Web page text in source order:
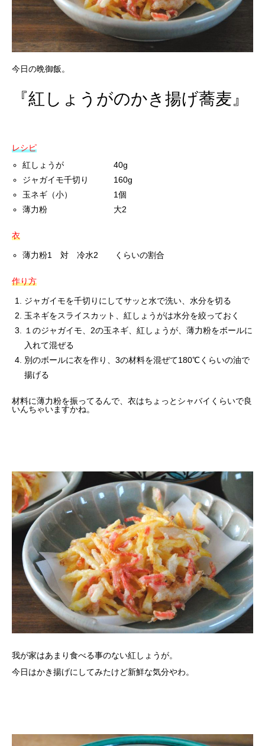
今日の晩御飯。
『紅しょうがのかき揚げ蕎麦』
レシピ
紅しょうが 40g
ジャガイモ千切り 160g
玉ネギ（小） 1個
薄力粉 大2
衣
薄力粉1 対 冷水2 くらいの割合
作り方
ジャガイモを千切りにしてサッと水で洗い、水分を切る
玉ネギをスライスカット、紅しょうがは水分を絞っておく
１のジャガイモ、2の玉ネギ、紅しょうが、薄力粉をボールに
入れて混ぜる
別のボールに衣を作り、3の材料を混ぜて180℃くらいの油で
揚げる
材料に薄力粉を振ってるんで、衣はちょっとシャバイくらいで良
いんちゃいますかね。
我が家はあまり食べる事のない紅しょうが。
今日はかき揚げにしてみたけど新鮮な気分やわ。